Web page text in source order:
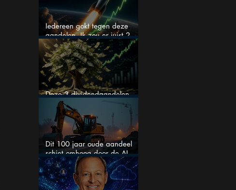
Iedereen gokt tegen deze
aandelen. Ik zou er juist 2
kopen
Deze 3 dividendaandelen
kunnen binnenkort flink stijgen
Dit 100 jaar oude aandeel
schiet omhoog door de AI-
boom